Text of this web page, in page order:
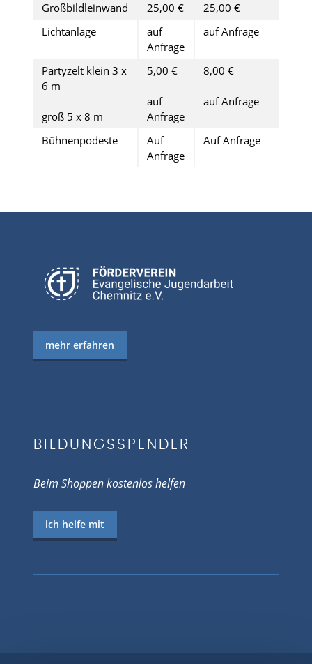
Großbildleinwand 25,00 €
25,00 €
Lichtanlage
auf
Anfrage
auf Anfrage
Partyzelt klein 3 x
6 m
groß 5 x 8 m
5,00 €
auf
Anfrage
8,00 €
auf Anfrage
Bühnenpodeste
Auf
Anfrage
Auf Anfrage
mehr erfahren
BILDUNGSSPENDER
Beim Shoppen kostenlos helfen
ich helfe mit